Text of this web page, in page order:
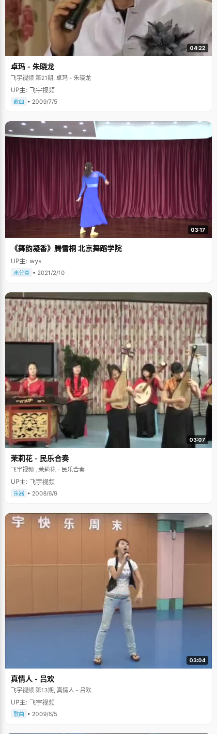
04:22
卓玛 - 朱晓龙
飞宇视频 第21期, 卓玛 - 朱晓龙
UP主: 飞宇视频
歌曲 • 2009/7/5
03:17
《舞韵凝香》腾雪桐 北京舞蹈学院
UP主: wys
未分类 • 2021/2/10
03:07
茉莉花 - 民乐合奏
飞宇视频 , 茉莉花 - 民乐合奏
UP主: 飞宇视频
乐器 • 2008/6/9
03:04
真情人 - 吕欢
飞宇视频 第13期, 真情人 - 吕欢
UP主: 飞宇视频
歌曲 • 2009/6/5